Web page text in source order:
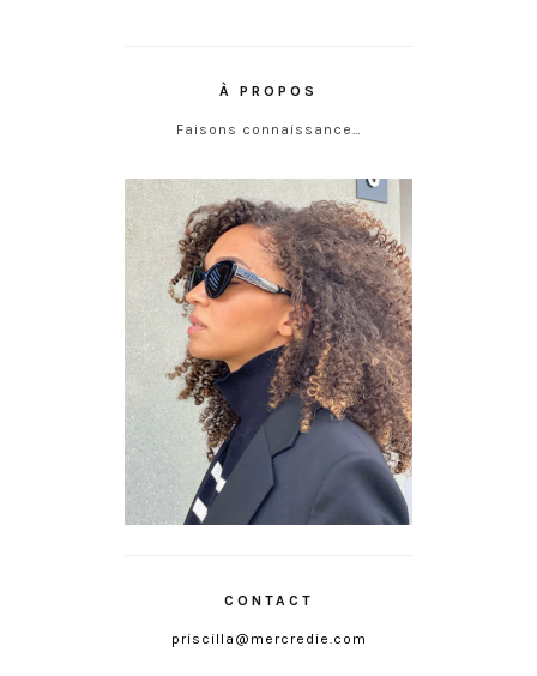
À PROPOS
Faisons connaissance…
CONTACT
priscilla@mercredie.com